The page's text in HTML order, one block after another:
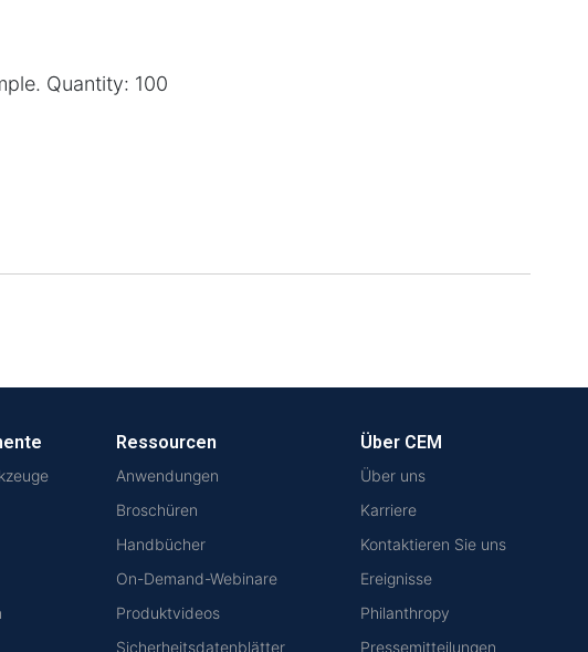
Quantity: 100
Ressourcen
Anwendungen
Broschüren
Handbücher
On-Demand-Webinare
Produktvideos
Sicherheitsdatenblätter
Über CEM
Über uns
Karriere
Kontaktieren Sie uns
Ereignisse
Philanthropy
Pressemitteilungen